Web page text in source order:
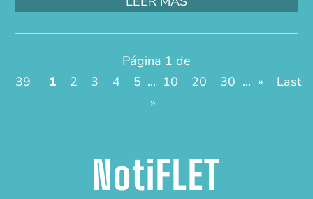
Página 1 de
39
1 2 3 4 5 ... 10 20 30 ... »
Last
»
NotiFLET